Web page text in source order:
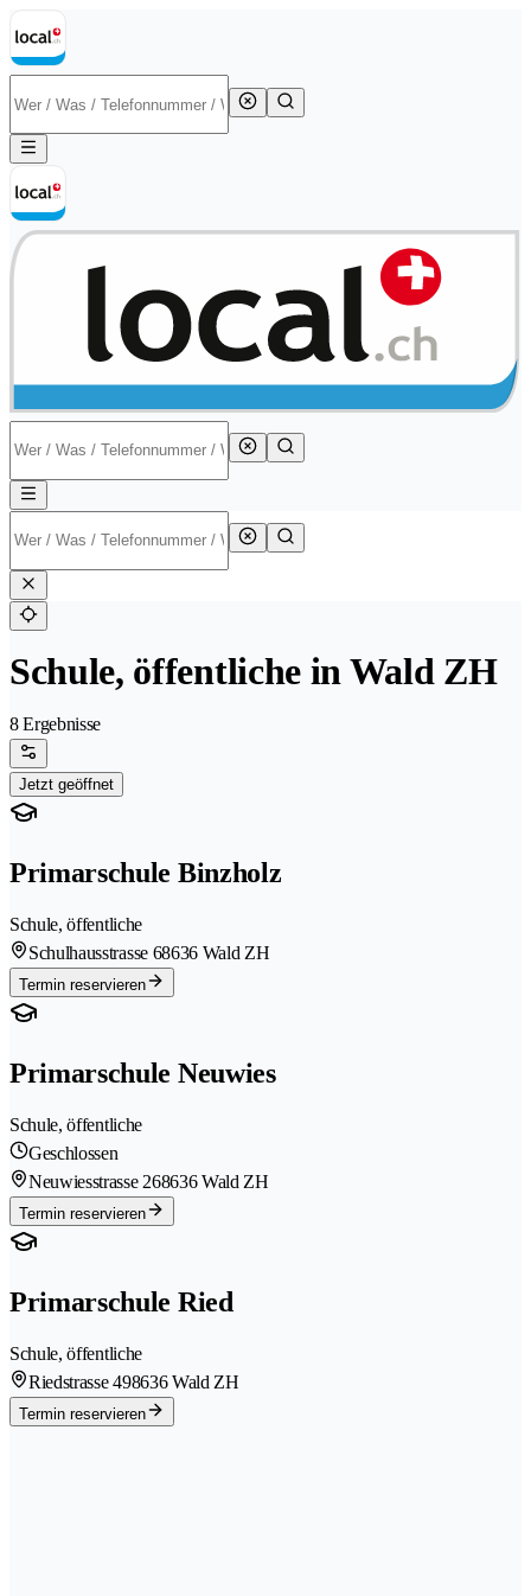
Schule, öffentliche in Wald ZH
8 Ergebnisse
Jetzt geöffnet
Primarschule Binzholz
Schule, öffentliche
Schulhausstrasse 68636 Wald ZH
Termin reservieren
Primarschule Neuwies
Schule, öffentliche
Geschlossen
Neuwiesstrasse 268636 Wald ZH
Termin reservieren
Primarschule Ried
Schule, öffentliche
Riedstrasse 498636 Wald ZH
Termin reservieren